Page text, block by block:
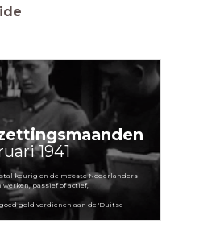
1941
keurig en de meeste Nederlanders
passief of actief,
geld verdienen aan de 'Duitse